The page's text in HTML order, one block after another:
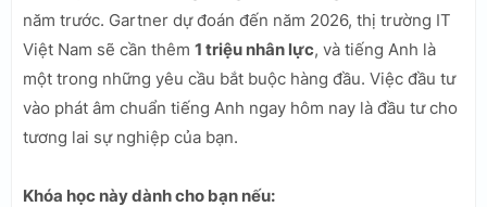
năm trước. Gartner dự đoán đến năm 2026, thị trường IT
Việt Nam sẽ cần thêm 1 triệu nhân lực, và tiếng Anh là
một trong những yêu cầu bắt buộc hàng đầu. Việc đầu tư
vào phát âm chuẩn tiếng Anh ngay hôm nay là đầu tư cho
tương lai sự nghiệp của bạn.
Khóa học này dành cho bạn nếu: